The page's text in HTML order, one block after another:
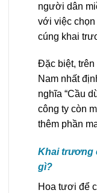
người dân
với việc chọn
cúng khai
Đặc biệt,
Nam nhất
nghĩa “Cầu
công ty còn
thêm phần
Khai trương
gì?
Hoa tươi để